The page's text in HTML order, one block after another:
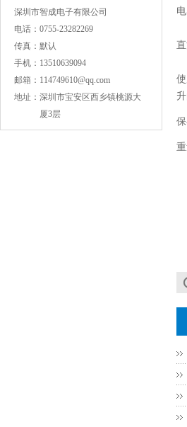
深圳市智成电子有限公司
电话： 0755-23282269
传真： 默认
手机： 13510639094
邮箱： 114749610@qq.com
地址： 深圳市宝安区西乡镇桃源大
厦3层